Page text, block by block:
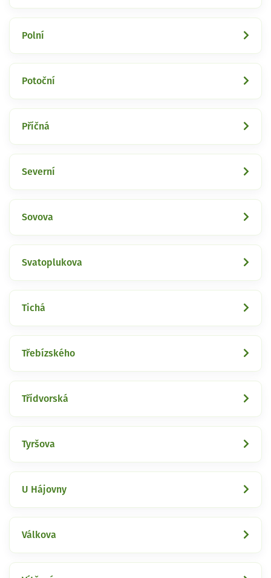
Polní
Potoční
Příčná
Severní
Sovova
Svatoplukova
Tichá
Třebízského
Třídvorská
Tyršova
U Hájovny
Válkova